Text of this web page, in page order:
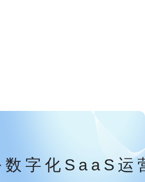
数字化SaaS运